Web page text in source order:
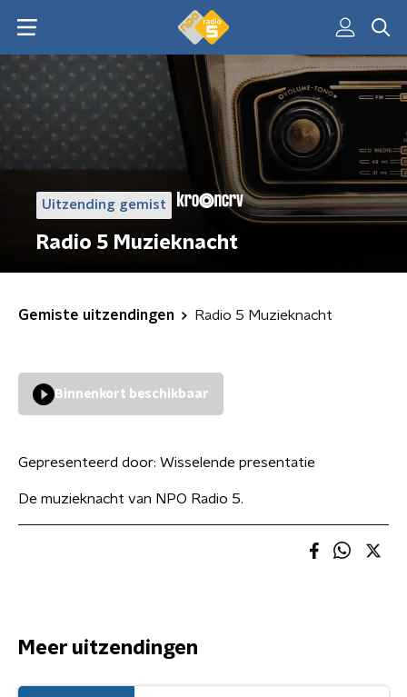
Uitzending gemist
Radio 5 Muzieknacht
Gemiste uitzendingen Radio 5 Muzieknacht
Binnenkort beschikbaar
Gepresenteerd door: Wisselende presentatie
De muzieknacht van NPO Radio 5.
Meer uitzendingen